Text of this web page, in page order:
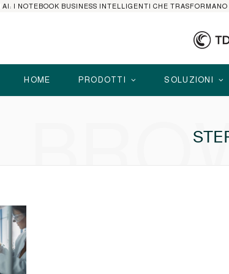
HOME PRODOTTI SOLUZIONI